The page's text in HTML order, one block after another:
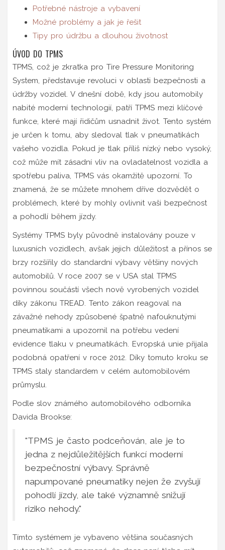
Potřebné nástroje a vybavení
Možné problémy a jak je řešit
Tipy pro údržbu a dlouhou životnost
ÚVOD DO TPMS
TPMS, což je zkratka pro Tire Pressure Monitoring
System, představuje revoluci v oblasti bezpečnosti a
údržby vozidel. V dnešní době, kdy jsou automobily
nabité moderní technologií, patří TPMS mezi klíčové
funkce, které mají řidičům usnadnit život. Tento systém
je určen k tomu, aby sledoval tlak v pneumatikách
vašeho vozidla. Pokud je tlak příliš nízký nebo vysoký,
což může mít zásadní vliv na ovladatelnost vozidla a
spotřebu paliva, TPMS vás okamžitě upozorní. To
znamená, že se můžete mnohem dříve dozvědět o
problémech, které by mohly ovlivnit vaši bezpečnost
a pohodlí během jízdy.
Systémy TPMS byly původně instalovány pouze v
luxusních vozidlech, avšak jejich důležitost a přínos se
brzy rozšířily do standardní výbavy většiny nových
automobilů. V roce 2007 se v USA stal TPMS
povinnou součástí všech nově vyrobených vozidel
díky zákonu TREAD. Tento zákon reagoval na
závažné nehody způsobené špatně nafouknutými
pneumatikami a upozornil na potřebu vedení
evidence tlaku v pneumatikách. Evropská unie přijala
podobná opatření v roce 2012. Díky tomuto kroku se
TPMS staly standardem v celém automobilovém
průmyslu.
Podle slov známého automobilového odborníka
Davida Brookse:
"TPMS je často podceňován, ale je to
jedna z nejdůležitějších funkcí moderní
bezpečnostní výbavy. Správně
napumpované pneumatiky nejen že zvyšují
pohodlí jízdy, ale také významně snižují
riziko nehody."
Tímto systémem je vybaveno většina současných